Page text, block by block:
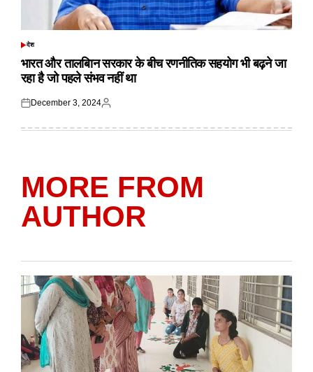
POSTED
देश
भारत और तालबिान सरकार के बीच रणनीतिक सहयोग भी बढ़ने जा
रहा है जो पहले संभव नहीं था
Posted
December 3, 2024
Posted
MORE FROM
AUTHOR